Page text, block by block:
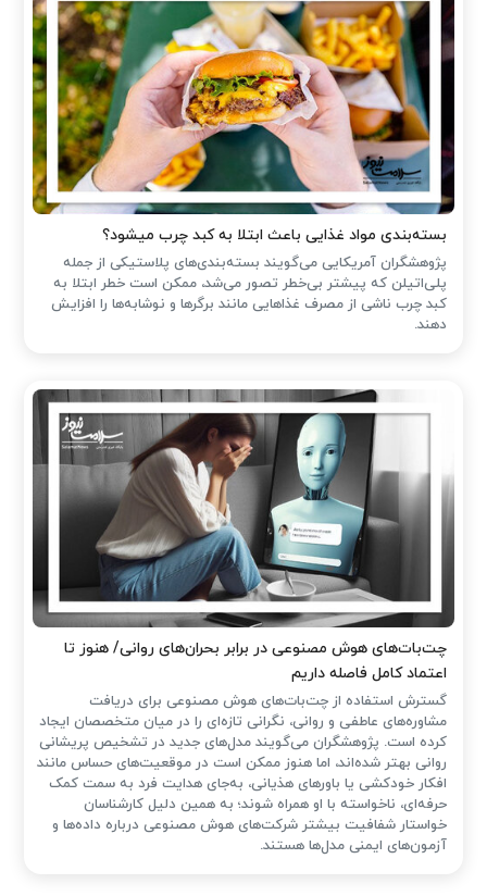
بسته‌بندی مواد غذایی باعث ابتلا به کبد چرب میشود؟
پژوهشگران آمریکایی می‌گویند بسته‌بندی‌های پلاستیکی از جمله
پلی‌اتیلن که پیشتر بی‌خطر تصور می‌شد، ممکن است خطر ابتلا به
کبد چرب ناشی از مصرف غذاهایی مانند برگرها و نوشابه‌ها را افزایش
دهند.
چت‌بات‌های هوش مصنوعی در برابر بحران‌های روانی/ هنوز تا
اعتماد کامل فاصله داریم
گسترش استفاده از چت‌بات‌های هوش مصنوعی برای دریافت
مشاوره‌های عاطفی و روانی، نگرانی تازه‌ای را در میان متخصصان ایجاد
کرده است. پژوهشگران می‌گویند مدل‌های جدید در تشخیص پریشانی
روانی بهتر شده‌اند، اما هنوز ممکن است در موقعیت‌های حساس مانند
افکار خودکشی یا باورهای هذیانی، به‌جای هدایت فرد به سمت کمک
حرفه‌ای، ناخواسته با او همراه شوند؛ به همین دلیل کارشناسان
خواستار شفافیت بیشتر شرکت‌های هوش مصنوعی درباره داده‌ها و
آزمون‌های ایمنی مدل‌ها هستند.